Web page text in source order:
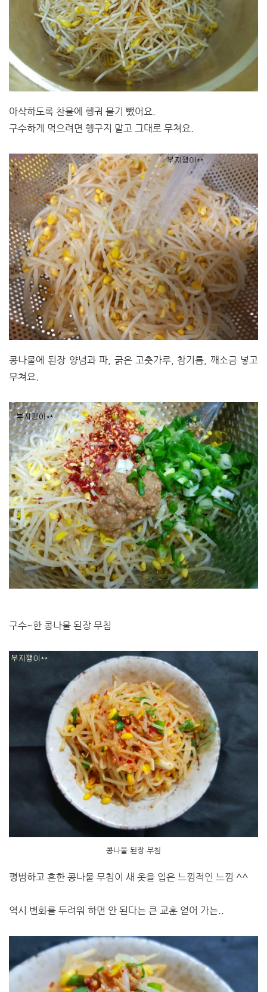
아삭하도록 찬물에 헹궈 물기 뺐어요.
구수하게 먹으려면 헹구지 말고 그대로 무쳐요.
콩나물에 된장 양념과 파, 굵은 고춧가루, 참기름, 깨소금 넣고
무쳐요.
구수~한 콩나물 된장 무침
콩나물 된장 무침
평범하고 흔한 콩나물 무침이 새 옷을 입은 느낌적인 느낌 ^^
역시 변화를 두려워 하면 안 된다는 큰 교훈 얻어 가는..